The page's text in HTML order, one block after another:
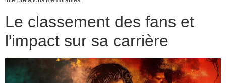
Le classement des fans et
l'impact sur sa carrière